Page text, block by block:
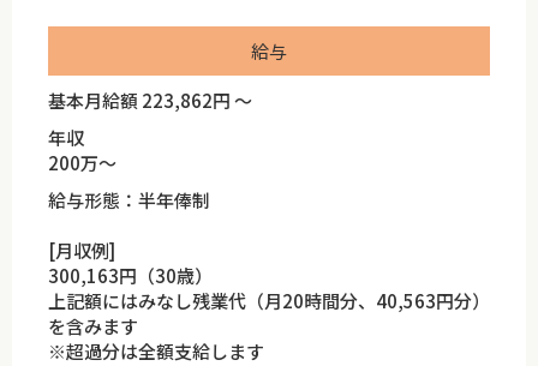
給与
基本月給額 223,862円 ～
年収
200万～
給与形態：半年俸制
[月収例]
300,163円（30歳）
上記額にはみなし残業代（月20時間分、40,563円分）
を含みます
※超過分は全額支給します